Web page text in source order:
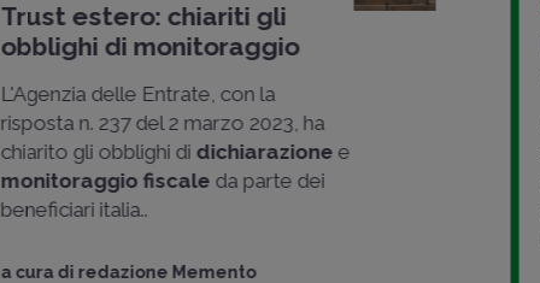
Trust estero: chiariti gli
obblighi di monitoraggio
L'Agenzia delle Entrate, con la
risposta n. 237 del 2 marzo 2023, ha
chiarito gli obblighi di dichiarazionee
monitoraggio fiscaleda parte dei
beneficiari italia..
a cura di redazione Memento